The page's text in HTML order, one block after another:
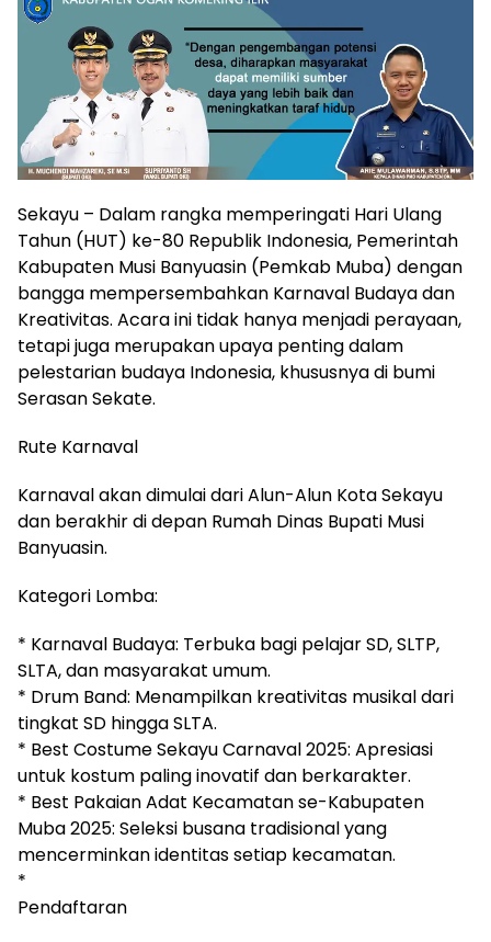
Sekayu – Dalam rangka memperingati Hari Ulang
Tahun (HUT) ke-80 Republik Indonesia, Pemerintah
Kabupaten Musi Banyuasin (Pemkab Muba) dengan
bangga mempersembahkan Karnaval Budaya dan
Kreativitas. Acara ini tidak hanya menjadi perayaan,
tetapi juga merupakan upaya penting dalam
pelestarian budaya Indonesia, khususnya di bumi
Serasan Sekate.
Rute Karnaval
Karnaval akan dimulai dari Alun-Alun Kota Sekayu
dan berakhir di depan Rumah Dinas Bupati Musi
Banyuasin.
Kategori Lomba:
* Karnaval Budaya: Terbuka bagi pelajar SD, SLTP,
SLTA, dan masyarakat umum.
* Drum Band: Menampilkan kreativitas musikal dari
tingkat SD hingga SLTA.
* Best Costume Sekayu Carnaval 2025: Apresiasi
untuk kostum paling inovatif dan berkarakter.
* Best Pakaian Adat Kecamatan se-Kabupaten
Muba 2025: Seleksi busana tradisional yang
mencerminkan identitas setiap kecamatan.
*
Pendaftaran